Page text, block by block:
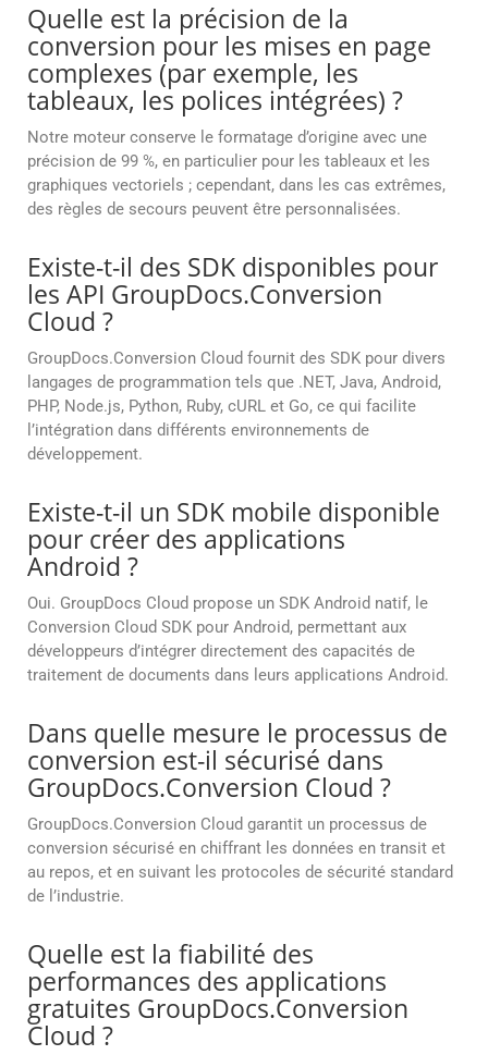
Quelle est la précision de la
conversion pour les mises en page
complexes (par exemple, les
tableaux, les polices intégrées) ?
Notre moteur conserve le formatage d’origine avec une
précision de 99 %, en particulier pour les tableaux et les
graphiques vectoriels ; cependant, dans les cas extrêmes,
des règles de secours peuvent être personnalisées.
Existe-t-il des SDK disponibles pour
les API GroupDocs.Conversion
Cloud ?
GroupDocs.Conversion Cloud fournit des SDK pour divers
langages de programmation tels que .NET, Java, Android,
PHP, Node.js, Python, Ruby, cURL et Go, ce qui facilite
l’intégration dans différents environnements de
développement.
Existe-t-il un SDK mobile disponible
pour créer des applications
Android ?
Oui. GroupDocs Cloud propose un SDK Android natif, le
Conversion Cloud SDK pour Android, permettant aux
développeurs d’intégrer directement des capacités de
traitement de documents dans leurs applications Android.
Dans quelle mesure le processus de
conversion est-il sécurisé dans
GroupDocs.Conversion Cloud ?
GroupDocs.Conversion Cloud garantit un processus de
conversion sécurisé en chiffrant les données en transit et
au repos, et en suivant les protocoles de sécurité standard
de l’industrie.
Quelle est la fiabilité des
performances des applications
gratuites GroupDocs.Conversion
Cloud ?